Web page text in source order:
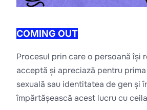
COMING OUT
Procesul prin care o persoană își
acceptă și apreciază pentru
sexuală sau identitatea de gen și
împărtășească acest lucru cu